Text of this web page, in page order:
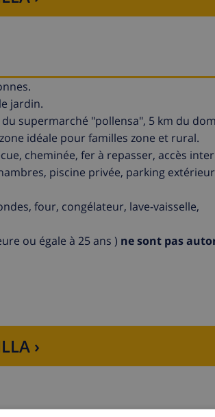
jardin.
supermarché "pollensa", 5 km du
idéale pour familles zone et rural.
cheminée, fer à repasser, accès
piscine privée, parking
four, congélateur, lave-vaisselle,
ou égale à 25 ans ) ne sont pas
›